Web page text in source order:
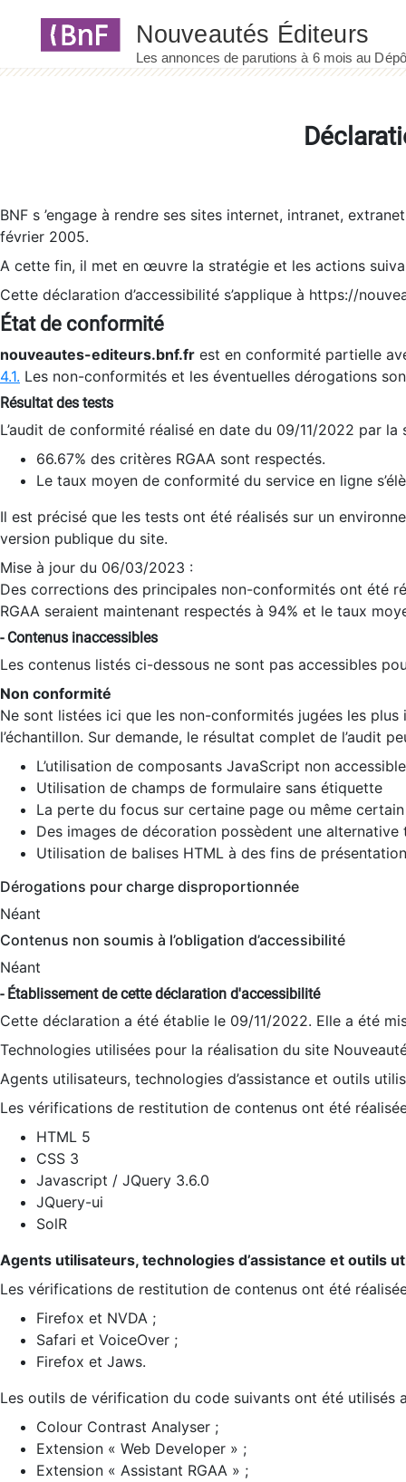
BNF s ’engage à rendre ses sites internet, intranet,
février 2005.
A cette fin, il met en œuvre la stratégie et les actions
Cette déclaration d’accessibilité s’applique à https://
État de conformité
nouveautes-editeurs.bnf.fr est en conformité partielle
4.1. Les non-conformités et les éventuelles dérogations
Résultat des tests
L’audit de conformité réalisé en date du 09/11/2022 par
66.67% des critères RGAA sont respectés.
Le taux moyen de conformité du service en ligne
Il est précisé que les tests ont été réalisés sur un
version publique du site.
Mise à jour du 06/03/2023 :
Des corrections des principales non-conformités ont été
RGAA seraient maintenant respectés à 94% et le taux
- Contenus inaccessibles
Les contenus listés ci-dessous ne sont pas accessibles
Non conformité
Ne sont listées ici que les non-conformités jugées les
l’échantillon. Sur demande, le résultat complet de l’audit
L’utilisation de composants JavaScript non
Utilisation de champs de formulaire sans étiquette
La perte du focus sur certaine page ou même
Des images de décoration possèdent une alternative
Utilisation de balises HTML à des fins de
Dérogations pour charge disproportionnée
Néant
Contenus non soumis à l’obligation d’accessibilité
Néant
- Établissement de cette déclaration d'accessibilité
Cette déclaration a été établie le 09/11/2022. Elle a été
Technologies utilisées pour la réalisation du site
Agents utilisateurs, technologies d’assistance et outils
Les vérifications de restitution de contenus ont été
HTML 5
CSS 3
Javascript / JQuery 3.6.0
JQuery-ui
SolR
Agents utilisateurs, technologies d’assistance et outils
Les vérifications de restitution de contenus ont été
Firefox et NVDA ;
Safari et VoiceOver ;
Firefox et Jaws.
Les outils de vérification du code suivants ont été utilisés
Colour Contrast Analyser ;
Extension « Web Developer » ;
Extension « Assistant RGAA » ;